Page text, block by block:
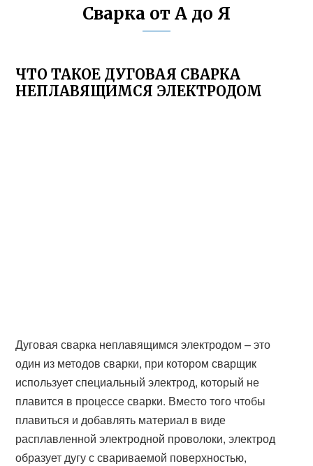
Сварка от А до Я
ЧТО ТАКОЕ ДУГОВАЯ СВАРКА
НЕПЛАВЯЩИМСЯ ЭЛЕКТРОДОМ
Дуговая сварка неплавящимся электродом – это
один из методов сварки, при котором сварщик
использует специальный электрод, который не
плавится в процессе сварки. Вместо того чтобы
плавиться и добавлять материал в виде
расплавленной электродной проволоки, электрод
образует дугу с свариваемой поверхностью,